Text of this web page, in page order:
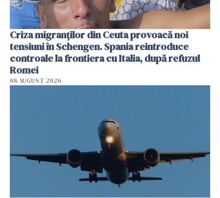
Criza migranților din Ceuta provoacă noi
tensiuni în Schengen. Spania reintroduce
controale la frontiera cu Italia, după refuzul
Romei
08 AUGUST 2026